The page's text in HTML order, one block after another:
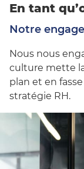
En tant
Notre
Nous nous
culture mette
plan et en
stratégie RH.